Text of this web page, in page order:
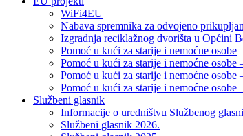
WiFi4EU
Nabava spremnika za odvojeno
Izgradnja reciklažnog dvorišta u Općini
Pomoć u kući za starije i nemoćne osobe
Pomoć u kući za starije i nemoćne osobe
Pomoć u kući za starije i nemoćne osobe
Pomoć u kući za starije i nemoćne osobe
Službeni glasnik
Informacije o uredništvu Službenog
Službeni glasnik 2026.